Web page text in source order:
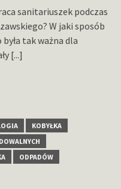
sanitariuszek podczas
W jaki sposób
tak ważna dla
[...]
KOBYŁKA
ODPADÓW